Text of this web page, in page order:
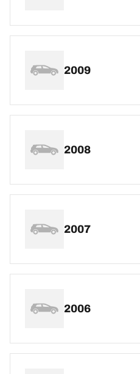
2009
2008
2007
2006